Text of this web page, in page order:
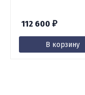
112 600 ₽
В корзину